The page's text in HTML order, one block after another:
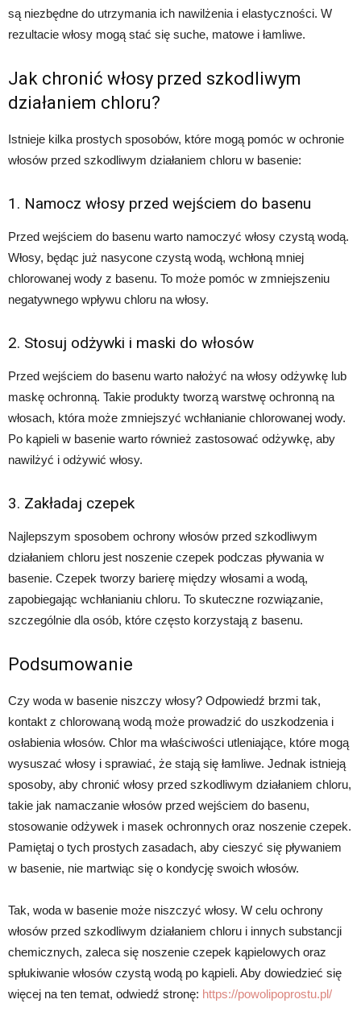
są niezbędne do utrzymania ich nawilżenia i elastyczności. W
rezultacie włosy mogą stać się suche, matowe i łamliwe.
Jak chronić włosy przed szkodliwym
działaniem chloru?
Istnieje kilka prostych sposobów, które mogą pomóc w ochronie
włosów przed szkodliwym działaniem chloru w basenie:
1. Namocz włosy przed wejściem do basenu
Przed wejściem do basenu warto namoczyć włosy czystą wodą.
Włosy, będąc już nasycone czystą wodą, wchłoną mniej
chlorowanej wody z basenu. To może pomóc w zmniejszeniu
negatywnego wpływu chloru na włosy.
2. Stosuj odżywki i maski do włosów
Przed wejściem do basenu warto nałożyć na włosy odżywkę lub
maskę ochronną. Takie produkty tworzą warstwę ochronną na
włosach, która może zmniejszyć wchłanianie chlorowanej wody.
Po kąpieli w basenie warto również zastosować odżywkę, aby
nawilżyć i odżywić włosy.
3. Zakładaj czepek
Najlepszym sposobem ochrony włosów przed szkodliwym
działaniem chloru jest noszenie czepek podczas pływania w
basenie. Czepek tworzy barierę między włosami a wodą,
zapobiegając wchłanianiu chloru. To skuteczne rozwiązanie,
szczególnie dla osób, które często korzystają z basenu.
Podsumowanie
Czy woda w basenie niszczy włosy? Odpowiedź brzmi tak,
kontakt z chlorowaną wodą może prowadzić do uszkodzenia i
osłabienia włosów. Chlor ma właściwości utleniające, które mogą
wysuszać włosy i sprawiać, że stają się łamliwe. Jednak istnieją
sposoby, aby chronić włosy przed szkodliwym działaniem chloru,
takie jak namaczanie włosów przed wejściem do basenu,
stosowanie odżywek i masek ochronnych oraz noszenie czepek.
Pamiętaj o tych prostych zasadach, aby cieszyć się pływaniem
w basenie, nie martwiąc się o kondycję swoich włosów.
Tak, woda w basenie może niszczyć włosy. W celu ochrony
włosów przed szkodliwym działaniem chloru i innych substancji
chemicznych, zaleca się noszenie czepek kąpielowych oraz
spłukiwanie włosów czystą wodą po kąpieli. Aby dowiedzieć się
więcej na ten temat, odwiedź stronę: https://powolipoprostu.pl/